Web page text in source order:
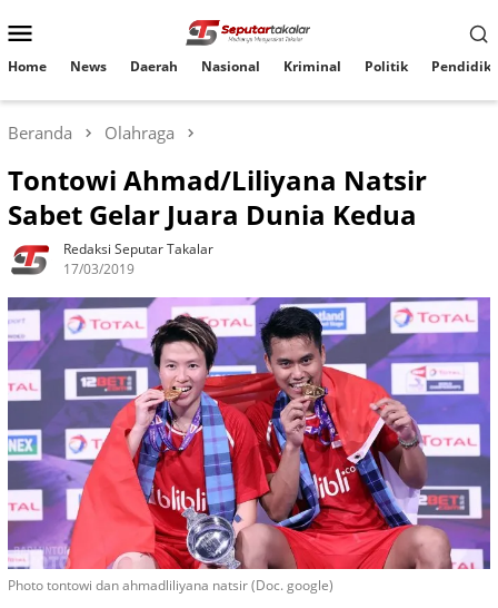
ke
Mobile
Home News Daerah Nasional Kriminal Politik
Beranda Olahraga
Tontowi Ahmad/Liliyana Natsir
Sabet Gelar Juara Dunia Kedua
Redaksi Seputar Takalar
17/03/2019
Photo tontowi dan ahmadliliyana natsir (Doc. google)